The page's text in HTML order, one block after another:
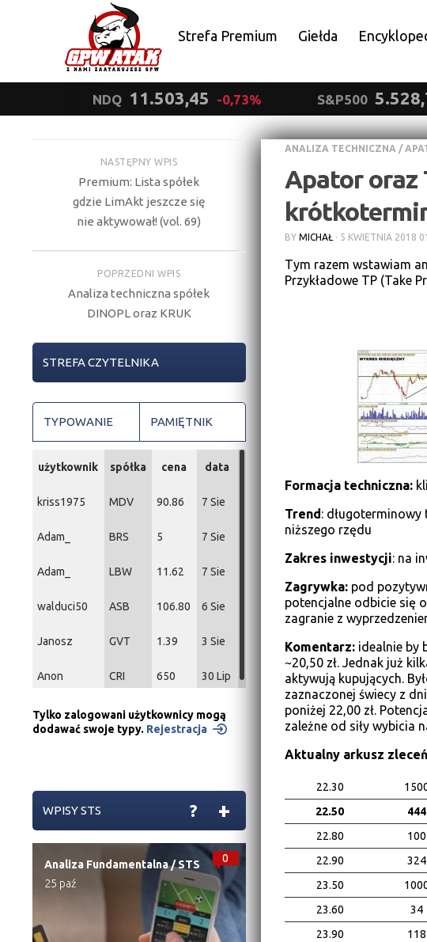
Strefa Premium Giełda
NDQ 11.503,45 -0,73% S&P500
ANALIZA TECHNICZNA /
Apator oraz
BY MICHAŁ · 5 KWIETNIA 2018
Tym razem wstawiam
Przykładowe TP (Take
Formacja techniczna:
Trend:
niższego rzędu
Zakres inwestycji: na
Zagrywka:pod
potencjalne odbicie się
zagranie z
Komentarz: idealnie by
~20,50 zł. Jednak już
aktywują kupujących.
zaznaczonej świecy z
poniżej 22,00 zł.
zależne od siły wybicia
Aktualny arkusz
22.30
22.50
444
22.80
100
22.90
324
23.50
23.60
34
23.90
118
NASTĘPNY WPIS
Premium: Lista spółek
gdzie LimAkt jeszcze się
nie aktywował! (vol. 69)
POPRZEDNI WPIS
Analiza techniczna spółek
DINOPL oraz KRUK
STREFA CZYTELNIKA
TYPOWANIE PAMIĘTNIK
użytkownik spółka cena data
kriss1975 MDV 90.86 7 Sie
Adam_ BRS 5 7 Sie
Adam_ LBW 11.62 7 Sie
walduci50 ASB 106.80 6 Sie
Janosz GVT 1.39 3 Sie
Anon CRI 650 30 Lip
Tylko zalogowani użytkownicy mogą
dodawać swoje typy. Rejestracja
WPISY STS +
?
0
Analiza Fundamentalna/STS
25 paź